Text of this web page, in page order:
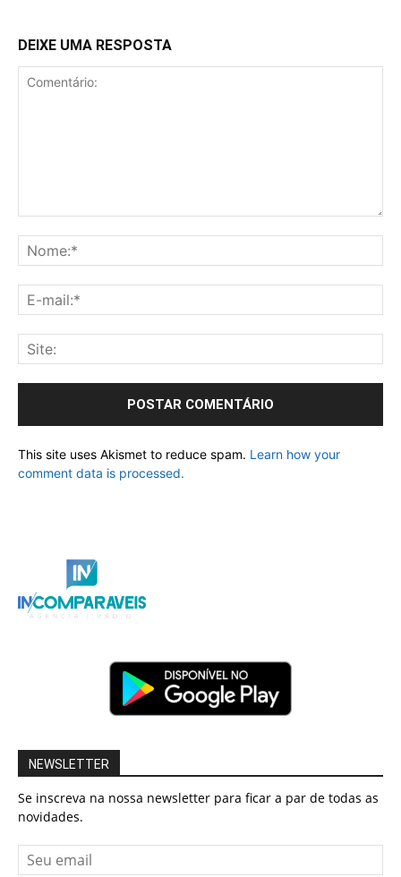
DEIXE UMA RESPOSTA
This site uses Akismet to reduce spam. Learn how your
comment data is processed.
NEWSLETTER
Se inscreva na nossa newsletter para ficar a par de todas as
novidades.